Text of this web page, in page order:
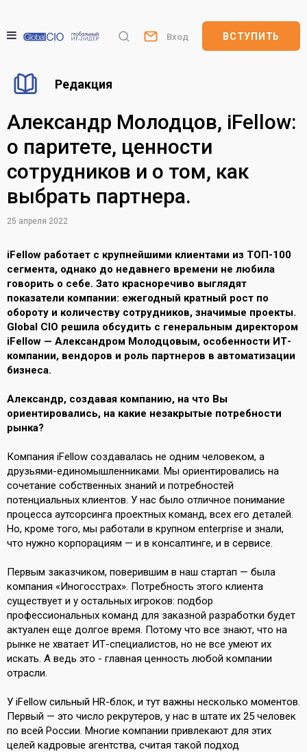
Вход ВСТУПИТЬ
Редакция
Александр Молодцов, iFellow:
о паритете, ценности
сотрудников и о том, как
выбрать партнера.
25 апреля 2022
iFellow работает с крупнейшими клиентами из ТОП-100
сегмента, однако до недавнего времени не любила
говорить о себе. Зато красноречиво выглядят
показатели компании: ежегодный кратный рост по
обороту и количеству сотрудников, значимые проекты.
Global CIO решила обсудить с генеральным директором
iFellow — Александром Молодцовым, особенности ИТ-
компании, вендоров и роль партнеров в автоматизации
бизнеса.
Александр, создавая компанию, на что Вы
ориентировались, на какие незакрытые потребности
рынка?
Компания iFellow создавалась не одним человеком, а
друзьями-единомышленниками. Мы ориентировались на
сочетание собственных знаний и потребностей
потенциальных клиентов. У нас было отличное понимание
процесса аутсорсинга проектных команд, всех его деталей.
Но, кроме того, мы работали в крупном enterprise и знали,
что нужно корпорациям — и в консалтинге, и в сервисе.
Первым заказчиком, поверившим в наш стартап — была
компания «Иногосстрах». Потребность этого клиента
существует и у остальных игроков: подбор
профессиональных команд для заказной разработки будет
актуален еще долгое время. Потому что все знают, что на
рынке не хватает ИТ-специалистов, но не все умеют их
искать. А ведь это - главная ценность любой компании
отрасли.
У iFellow сильный HR-блок, и тут важны несколько моментов.
Первый — это число рекрутеров, у нас в штате их 25 человек
по всей России. Многие компании привлекают для этих
целей кадровые агентства, считая такой подход